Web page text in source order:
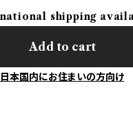
shipping
Add to cart
日本国内にお住まいの方向け